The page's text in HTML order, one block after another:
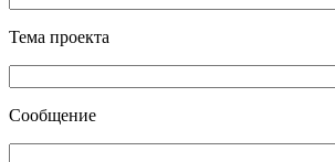
Тема проекта
Сообщение